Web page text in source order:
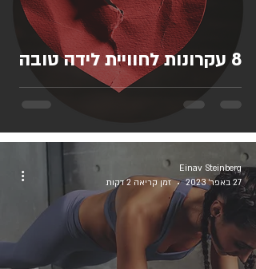
8 עקרונות לחוויית לידה טובה
Einav Steinberg
27 באפר׳ 2023
זמן קריאה 2 דקות